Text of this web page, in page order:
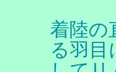
着陸の
る羽